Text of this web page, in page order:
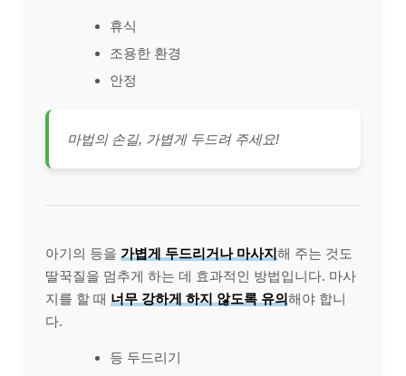
휴식
조용한 환경
안정
마법의 손길, 가볍게 두드려 주세요!
아기의 등을 가볍게 두드리거나 마사지해 주는 것도
딸꾹질을 멈추게 하는 데 효과적인 방법입니다. 마사
지를 할 때 너무 강하게 하지 않도록 유의해야 합니
다.
등 두드리기